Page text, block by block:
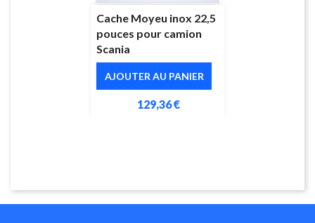
Cache Moyeu inox 22,5
pouces pour camion
Scania
AJOUTER AU PANIER
129,36 €